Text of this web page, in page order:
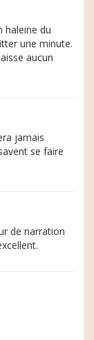
haleine du
une minute.
aucun
jamais
se faire
de narration